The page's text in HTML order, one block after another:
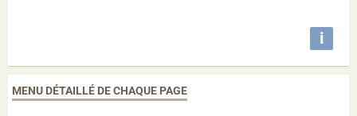
i
MENU DÉTAILLÉ DE CHAQUE PAGE